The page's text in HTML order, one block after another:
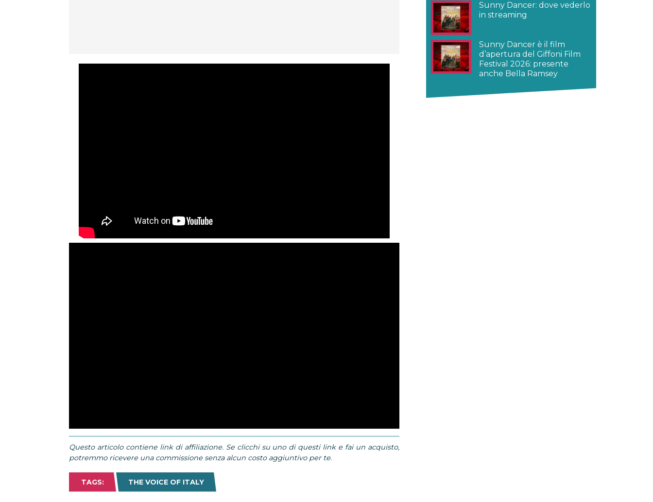
Questo articolo contiene link di affiliazione. Se clicchi su uno di questi link e fai un acquisto,
potremmo ricevere una commissione senza alcun costo aggiuntivo per te.
TAGS: THE VOICE OF ITALY
Sunny Dancer: dove vederlo
in streaming
Sunny Dancer è il film
d’apertura del Giffoni Film
Festival 2026: presente
anche Bella Ramsey